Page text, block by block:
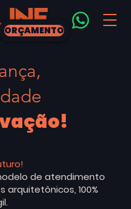
ORÇAMENTO
de atendimento
arquitetônicos, 100%